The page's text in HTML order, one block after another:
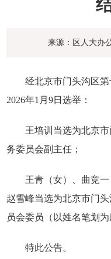
来源：区人大办
经北京市门头沟区
2026年1月9日选举：
王培训当选为北京
务委员会副主任；
王青（女）、曲竞
赵雪峰当选为北京市门
员会委员（以姓名笔划为
特此公告。